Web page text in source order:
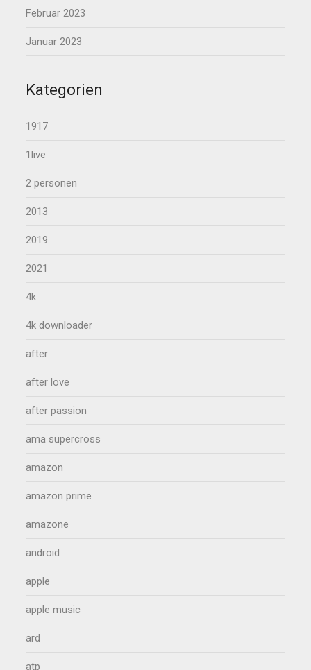
Februar 2023
Januar 2023
Kategorien
1917
1live
2 personen
2013
2019
2021
4k
4k downloader
after
after love
after passion
ama supercross
amazon
amazon prime
amazone
android
apple
apple music
ard
atp